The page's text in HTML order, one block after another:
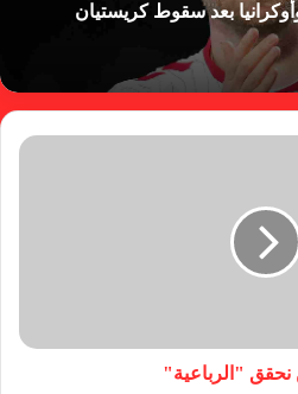
وأوكرانيا بعد سقوط كريستيان
"الرباعية"